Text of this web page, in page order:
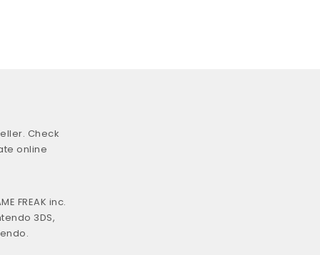
Check
online
FREAK inc.
3DS,